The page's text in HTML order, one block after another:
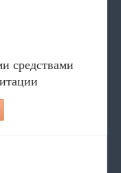
средствами